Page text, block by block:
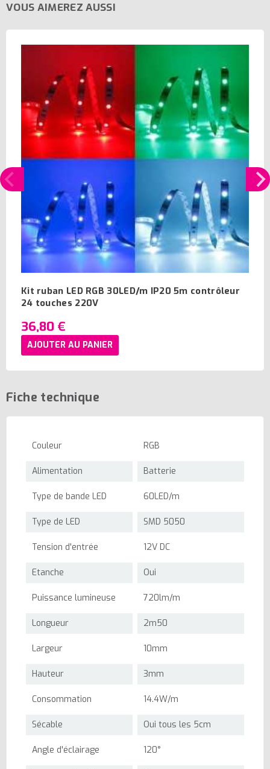
VOUS AIMEREZ AUSSI
Kit ruban LED RGB 30LED/m IP20 5m contrôleur
24 touches 220V
36,80 €
AJOUTER AU PANIER
Fiche technique
Couleur RGB
Alimentation Batterie
Type de bande LED 60LED/m
Type de LED SMD 5050
Tension d'entrée 12V DC
Etanche Oui
Puissance lumineuse 720lm/m
Longueur 2m50
Largeur 10mm
Hauteur 3mm
Consommation 14.4W/m
Sécable Oui tous les 5cm
Angle d'éclairage 120°